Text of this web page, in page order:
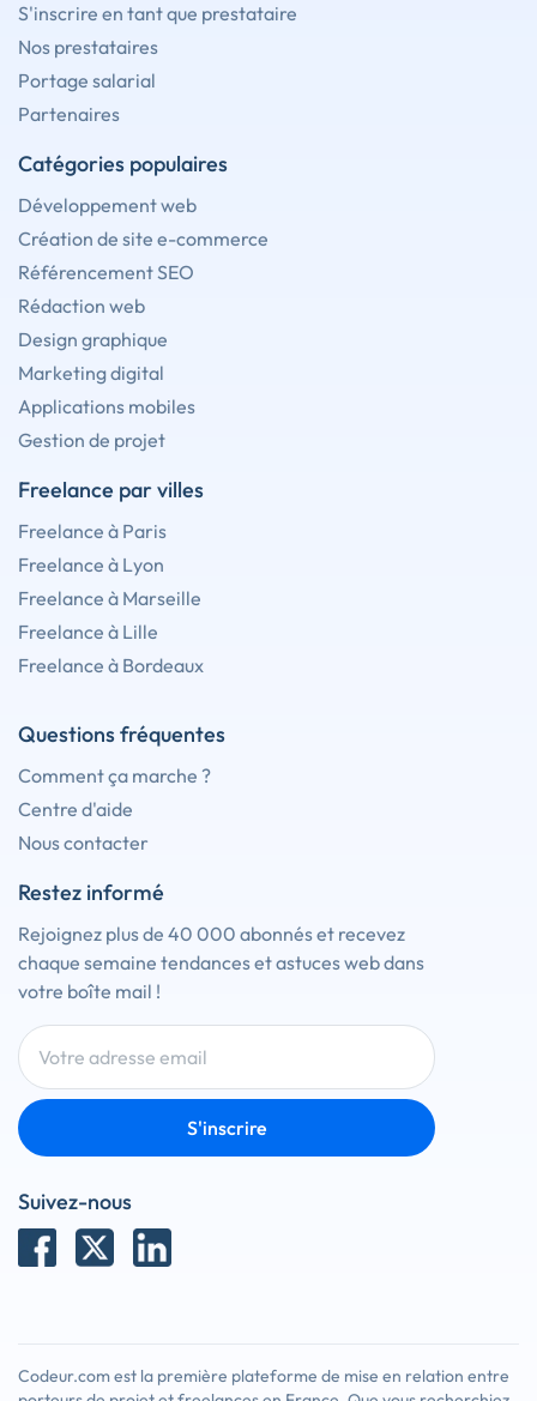
S'inscrire en tant que prestataire
Nos prestataires
Portage salarial
Partenaires
Catégories populaires
Développement web
Création de site e-commerce
Référencement SEO
Rédaction web
Design graphique
Marketing digital
Applications mobiles
Gestion de projet
Freelance par villes
Freelance à Paris
Freelance à Lyon
Freelance à Marseille
Freelance à Lille
Freelance à Bordeaux
Questions fréquentes
Comment ça marche ?
Centre d'aide
Nous contacter
Restez informé
Rejoignez plus de 40 000 abonnés et recevez
chaque semaine tendances et astuces web dans
votre boîte mail !
S'inscrire
Suivez-nous
Codeur.com est la première plateforme de mise en relation entre